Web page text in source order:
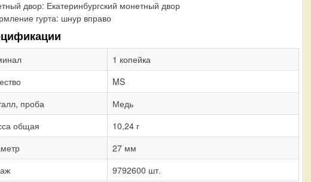
двор: Екатеринбургский монетный двор
гурта: шнур вправо
1 копейка
MS
проба
Медь
общая
10,24 г
27 мм
9792600 шт.